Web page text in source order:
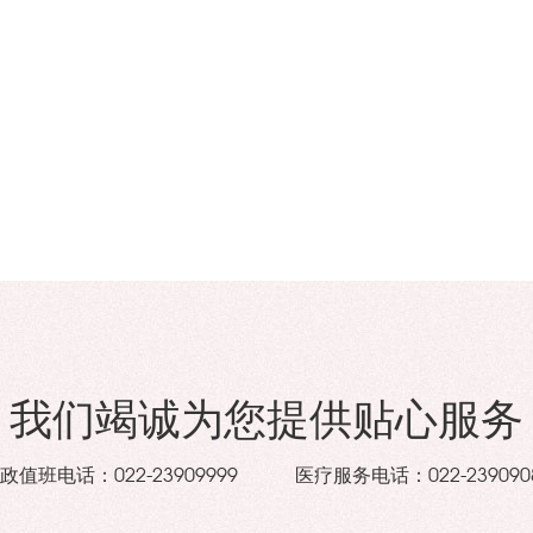
我们竭诚为您提供贴心服务
值班电话： 022-23909999 医疗服务电话： 022-